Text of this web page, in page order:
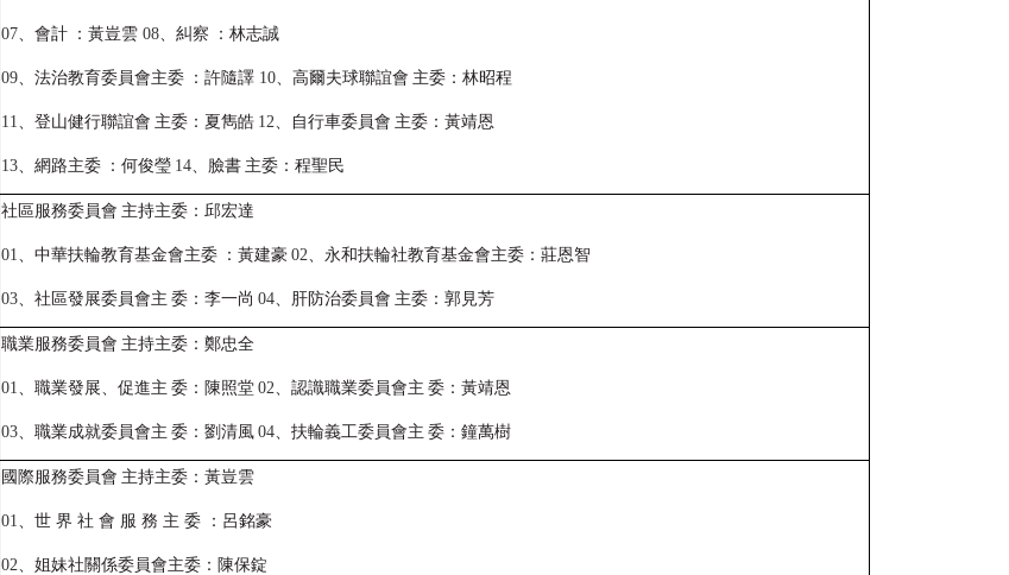
07、會計 ：黃豈雲 08、糾察 ：林志誠
09、法治教育委員會主委 ：許隨譯 10、高爾夫球聯誼會 主委：林昭程
11、登山健行聯誼會 主委：夏雋皓 12、自行車委員會 主委：黃靖恩
13、網路主委 ：何俊瑩 14、臉書 主委：程聖民
社區服務委員會 主持主委：邱宏達
01、中華扶輪教育基金會主委 ：黃建豪 02、永和扶輪社教育基金會主委：莊恩智
03、社區發展委員會主 委：李一尚 04、肝防治委員會 主委：郭見芳
職業服務委員會 主持主委：鄭忠全
01、職業發展、促進主 委：陳照堂 02、認識職業委員會主 委：黃靖恩
03、職業成就委員會主 委：劉清風 04、扶輪義工委員會主 委：鐘萬樹
國際服務委員會 主持主委：黃豈雲
01、世 界 社 會 服 務 主 委 ：呂銘豪
02、姐妹社關係委員會主委：陳保錠